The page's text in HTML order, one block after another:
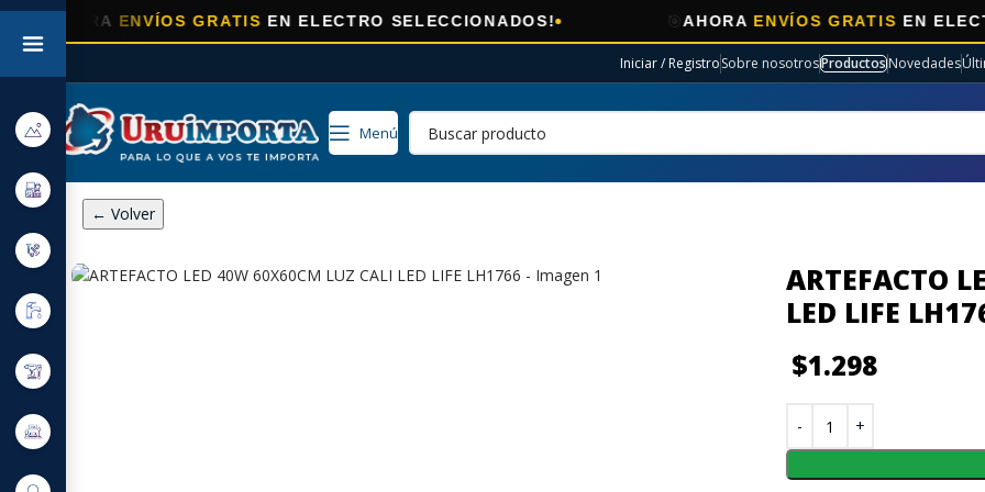
ENVÍOS GRATISEN ELECTRO SELECCIONADOS! ENVÍOS GRATISEN ELECTRO
Iniciar / RegistroSobre nosotrosProductosNovedades
Menú
← Volver
ARTEFACTO
LED LIFE
$1.298